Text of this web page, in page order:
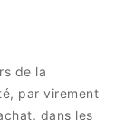
de la
par virement
dans les